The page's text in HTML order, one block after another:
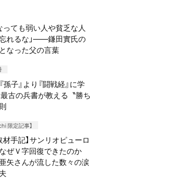
っても弱い人や貧乏な人
れるな」——鎌田實氏の
なった父の言葉
孫子』より『闘戦経』に学
古の兵書が教える〝勝ち
限定記事】
材手記】サンリオピューロ
ぜＶ字回復できたのか
さんが流した数々の涙